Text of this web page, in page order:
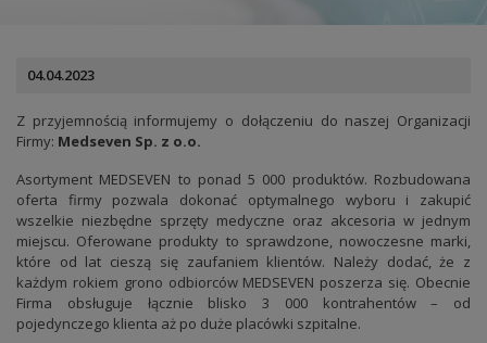
04.04.2023
Z przyjemnością informujemy o dołączeniu do naszej Organizacji
Firmy: Medseven Sp. z o.o.
Asortyment MEDSEVEN to ponad 5 000 produktów. Rozbudowana
oferta firmy pozwala dokonać optymalnego wyboru i zakupić
wszelkie niezbędne sprzęty medyczne oraz akcesoria w jednym
miejscu. Oferowane produkty to sprawdzone, nowoczesne marki,
które od lat cieszą się zaufaniem klientów. Należy dodać, że z
każdym rokiem grono odbiorców MEDSEVEN poszerza się. Obecnie
Firma obsługuje łącznie blisko 3 000 kontrahentów – od
pojedynczego klienta aż po duże placówki szpitalne.